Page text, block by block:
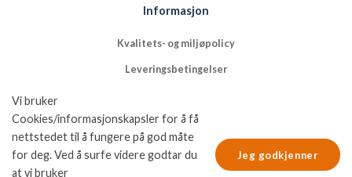
Informasjon
Kvalitets- og miljøpolicy
Leveringsbetingelser
Nordic Fastening Groups personvernpolicy
Vi bruker
Cookies/informasjonskapsler for å få
nettstedet til å fungere på god måte
for deg. Ved å surfe videre godtar du
at vi bruker
Jeg godkjenner